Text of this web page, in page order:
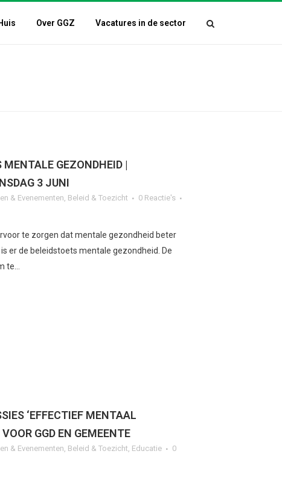
Over GGZ Vacatures in de sector
MENTALE GEZONDHEID |
3 JUNI
& Evenementen, Beleid & Toezicht
0 Reactie's
te zorgen dat mentale gezondheid beter
er de beleidstoets mentale gezondheid. De
‘EFFECTIEF MENTAAL
GGD EN GEMEENTE
& Evenementen, Beleid & Toezicht, Educatie
0